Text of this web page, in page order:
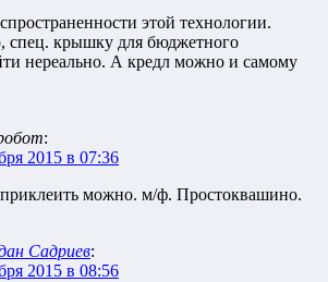
этой технологии.
спец. крышку для бюджетного
нереально. А кредл можно и самому
:
2015 в 07:36
можно. м/ф. Простоквашино.
Садриев:
2015 в 08:56